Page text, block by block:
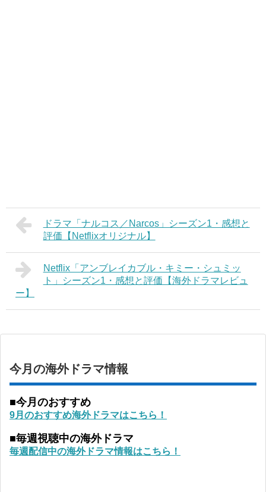
ドラマ「ナルコス／Narcos」シーズン1・感想と
評価【Netflixオリジナル】
Netflix「アンブレイカブル・キミー・シュミッ
ト」シーズン1・感想と評価【海外ドラマレビュ
ー】
今月の海外ドラマ情報
■今月のおすすめ
9月のおすすめ海外ドラマはこちら！
■毎週視聴中の海外ドラマ
毎週配信中の海外ドラマ情報はこちら！